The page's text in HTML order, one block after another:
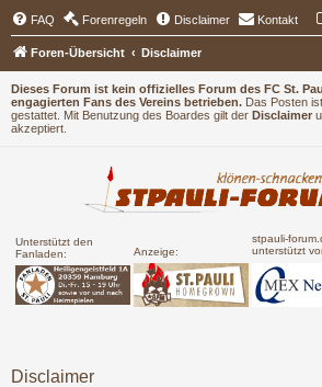
Dieses Forum ist kein offizielles Forum des FC St.
engagierten Fans des Vereins betrieben. Das Posten
gestattet. Mit Benutzung des Boardes gilt der Disclaimer
akzeptiert.
Unterstützt den
Fanladen:
Anzeige:
stpauli-
unterstützt
FAQ Forenregeln Disclaimer Kontakt
Foren-Übersicht Disclaimer
Disclaimer